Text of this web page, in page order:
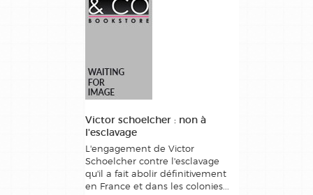
Victor schoelcher : non à
l'esclavage
L'engagement de Victor
Schoelcher contre l'esclavage
qu'il a fait abolir définitivement
en France et dans les colonies...